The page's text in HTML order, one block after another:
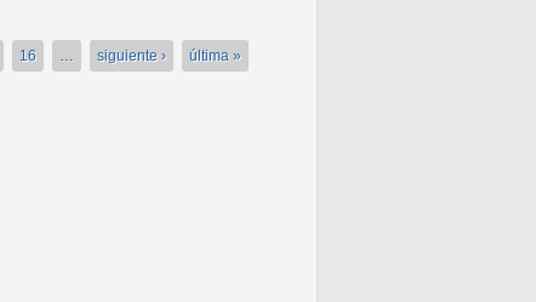
16 … siguiente › última »